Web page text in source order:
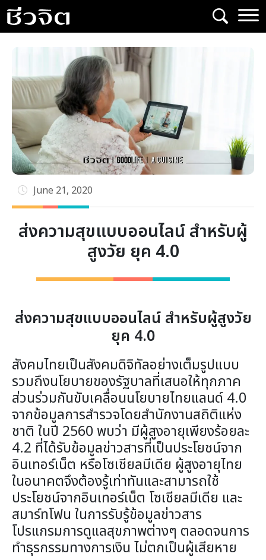
Skip
to
content
June 21, 2020
ส่งความสุขแบบออนไลน์ สำหรับผู้
สูงวัย ยุค 4.0
ส่งความสุขแบบออนไลน์ สำหรับผู้สูงวัย
ยุค 4.0
สังคมไทยเป็นสังคมดิจิทัลอย่างเต็มรูปแบบ
รวมถึงนโยบายของรัฐบาลที่เสนอให้ทุกภาค
ส่วนร่วมกันขับเคลื่อนนโยบายไทยแลนด์ 4.0
จากข้อมูลการสำรวจโดยสำนักงานสถิติแห่ง
ชาติ ในปี 2560 พบว่า มีผู้สูงอายุเพียงร้อยละ
4.2 ที่ได้รับข้อมูลข่าวสารที่เป็นประโยชน์จาก
อินเทอร์เน็ต หรือโซเชียลมีเดีย ผู้สูงอายุไทย
ในอนาคตจึงต้องรู้เท่าทันและสามารถใช้
ประโยชน์จากอินเทอร์เน็ต โซเชียลมีเดีย และ
สมาร์ทโฟน ในการรับรู้ข้อมูลข่าวสาร
โปรแกรมการดูแลสุขภาพต่างๆ ตลอดจนการ
ทำธุรกรรมทางการเงิน ไม่ตกเป็นผู้เสียหาย